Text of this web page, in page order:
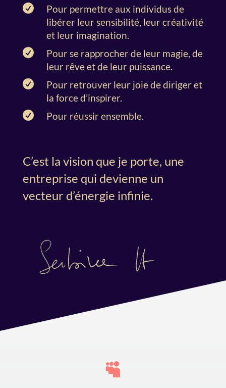

Pour permettre aux individus de
libérer leur sensibilité, leur créativité
et leur imagination.

Pour se rapprocher de leur magie, de
leur rêve et de leur puissance.

Pour retrouver leur joie de diriger et
la force d’inspirer.
 Pour réussir ensemble.
C’est la vision que je porte, une
entreprise qui devienne un
vecteur d’énergie infinie.
